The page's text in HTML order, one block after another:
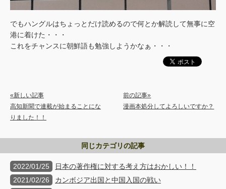
でもハングルはちょっとだけ読めるので何とか解読して無事に空
港に着けた・・・
これをチャンスに朝鮮語も勉強しようかなぁ・・・
«新しい記事
高知新聞で連載が始まることにな
りました！！
前の記事»
漫画本処分してよろしいですか？
同じカテゴリの記事
2022/01/25
日本の著作権に対する考え方はおかしい！！
2021/02/26
カンボジア出国と中国入国の戦い